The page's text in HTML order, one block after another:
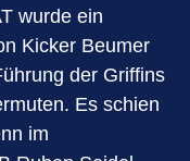
wurde ein
Kicker Beumer
der Griffins
Es schien
im